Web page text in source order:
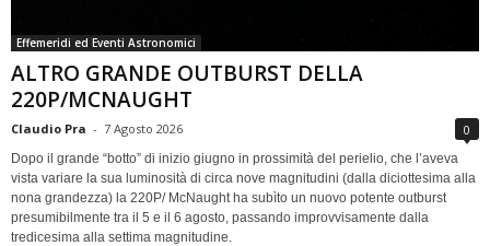
Effemeridi ed Eventi Astronomici
ALTRO GRANDE OUTBURST DELLA
220P/MCNAUGHT
Claudio Pra - 7 Agosto 2026 0
Dopo il grande “botto” di inizio giugno in prossimità del perielio, che l’aveva
vista variare la sua luminosità di circa nove magnitudini (dalla diciottesima alla
nona grandezza) la 220P/ McNaught ha subìto un nuovo potente outburst
presumibilmente tra il 5 e il 6 agosto, passando improvvisamente dalla
tredicesima alla settima magnitudine.